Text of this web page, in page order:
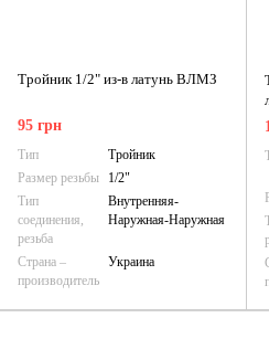
Тройник 1/2" из-в латунь ВЛМЗ
95 грн
Тип
Тройник
Размер резьбы
1/2"
Тип
соединения,
резьба
Внутренняя-
Наружная-Наружная
Страна –
производитель
Украина